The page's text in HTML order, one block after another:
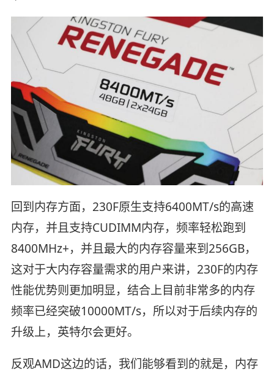
回到内存方面，230F原生支持6400MT/s的高速
内存，并且支持CUDIMM内存，频率轻松跑到
8400MHz+，并且最大的内存容量来到256GB，
这对于大内存容量需求的用户来讲，230F的内存
性能优势则更加明显，结合上目前非常多的内存
频率已经突破10000MT/s，所以对于后续内存的
升级上，英特尔会更好。
反观AMD这边的话，我们能够看到的就是，内存